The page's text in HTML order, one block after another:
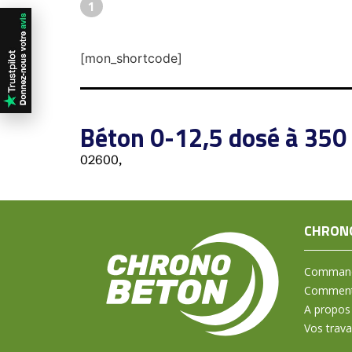
1
[mon_shortcode]
Béton 0-12,5 dosé à
02600,
A propos
Vos